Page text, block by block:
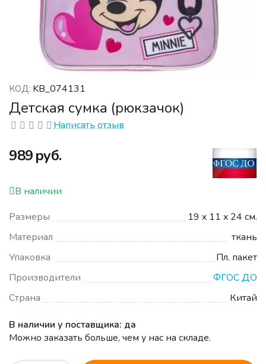
КОД: KB_074131
Детская сумка (рюкзачок)
Написать отзыв
‍989‍руб.
В наличии
Размеры
19 x 11 x 24 см.
Материал
ткань
Упаковка
Пл. пакет
Производители
ФГОС ДО
Страна
Китай
В наличии у поставщика: да
Можно заказать больше, чем у нас на складе.